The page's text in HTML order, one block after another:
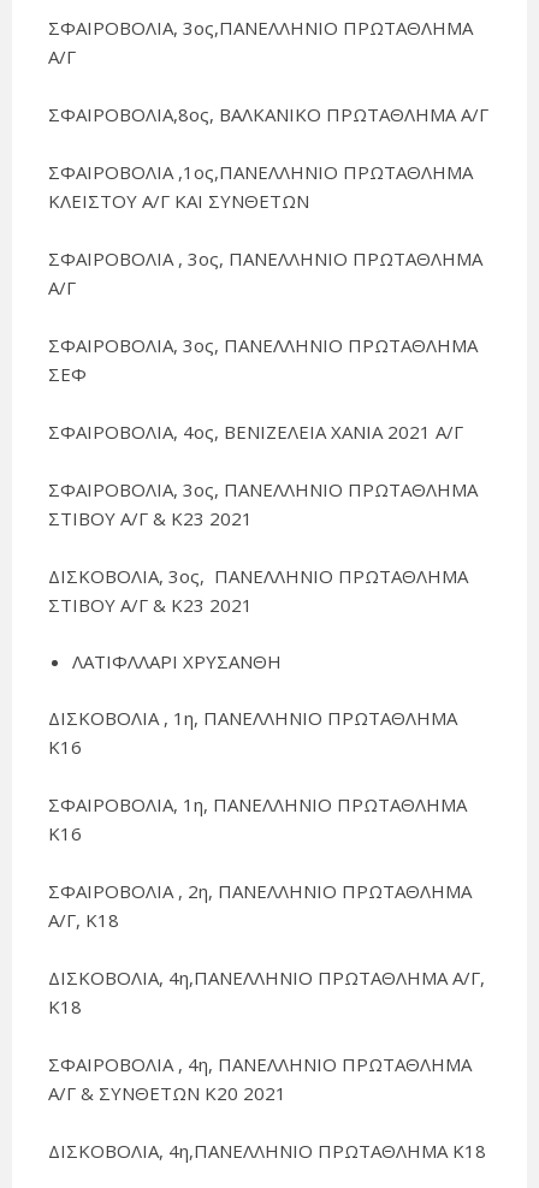
ΣΦΑΙΡΟΒΟΛΙΑ, 3ος,ΠΑΝΕΛΛΗΝΙΟ ΠΡΩΤΑΘΛΗΜΑ
Α/Γ
ΣΦΑΙΡΟΒΟΛΙΑ,8ος, ΒΑΛΚΑΝΙΚΟ ΠΡΩΤΑΘΛΗΜΑ Α/Γ
ΣΦΑΙΡΟΒΟΛΙΑ ,1ος,ΠΑΝΕΛΛΗΝΙΟ ΠΡΩΤΑΘΛΗΜΑ
ΚΛΕΙΣΤΟΥ Α/Γ ΚΑΙ ΣΥΝΘΕΤΩΝ
ΣΦΑΙΡΟΒΟΛΙΑ , 3ος, ΠΑΝΕΛΛΗΝΙΟ ΠΡΩΤΑΘΛΗΜΑ
Α/Γ
ΣΦΑΙΡΟΒΟΛΙΑ, 3ος, ΠΑΝΕΛΛΗΝΙΟ ΠΡΩΤΑΘΛΗΜΑ
ΣΕΦ
ΣΦΑΙΡΟΒΟΛΙΑ, 4ος, ΒΕΝΙΖΕΛΕΙΑ ΧΑΝΙΑ 2021 Α/Γ
ΣΦΑΙΡΟΒΟΛΙΑ, 3ος, ΠΑΝΕΛΛΗΝΙΟ ΠΡΩΤΑΘΛΗΜΑ
ΣΤΙΒΟΥ Α/Γ & Κ23 2021
ΔΙΣΚΟΒΟΛΙΑ, 3ος, ΠΑΝΕΛΛΗΝΙΟ ΠΡΩΤΑΘΛΗΜΑ
ΣΤΙΒΟΥ Α/Γ & Κ23 2021
ΛΑΤΙΦΛΛΑΡΙ ΧΡΥΣΑΝΘΗ
ΔΙΣΚΟΒΟΛΙΑ , 1η, ΠΑΝΕΛΛΗΝΙΟ ΠΡΩΤΑΘΛΗΜΑ
Κ16
ΣΦΑΙΡΟΒΟΛΙΑ, 1η, ΠΑΝΕΛΛΗΝΙΟ ΠΡΩΤΑΘΛΗΜΑ
Κ16
ΣΦΑΙΡΟΒΟΛΙΑ , 2η, ΠΑΝΕΛΛΗΝΙΟ ΠΡΩΤΑΘΛΗΜΑ
Α/Γ, Κ18
ΔΙΣΚΟΒΟΛΙΑ, 4η,ΠΑΝΕΛΛΗΝΙΟ ΠΡΩΤΑΘΛΗΜΑ Α/Γ,
Κ18
ΣΦΑΙΡΟΒΟΛΙΑ , 4η, ΠΑΝΕΛΛΗΝΙΟ ΠΡΩΤΑΘΛΗΜΑ
Α/Γ & ΣΥΝΘΕΤΩΝ Κ20 2021
ΔΙΣΚΟΒΟΛΙΑ, 4η,ΠΑΝΕΛΛΗΝΙΟ ΠΡΩΤΑΘΛΗΜΑ Κ18